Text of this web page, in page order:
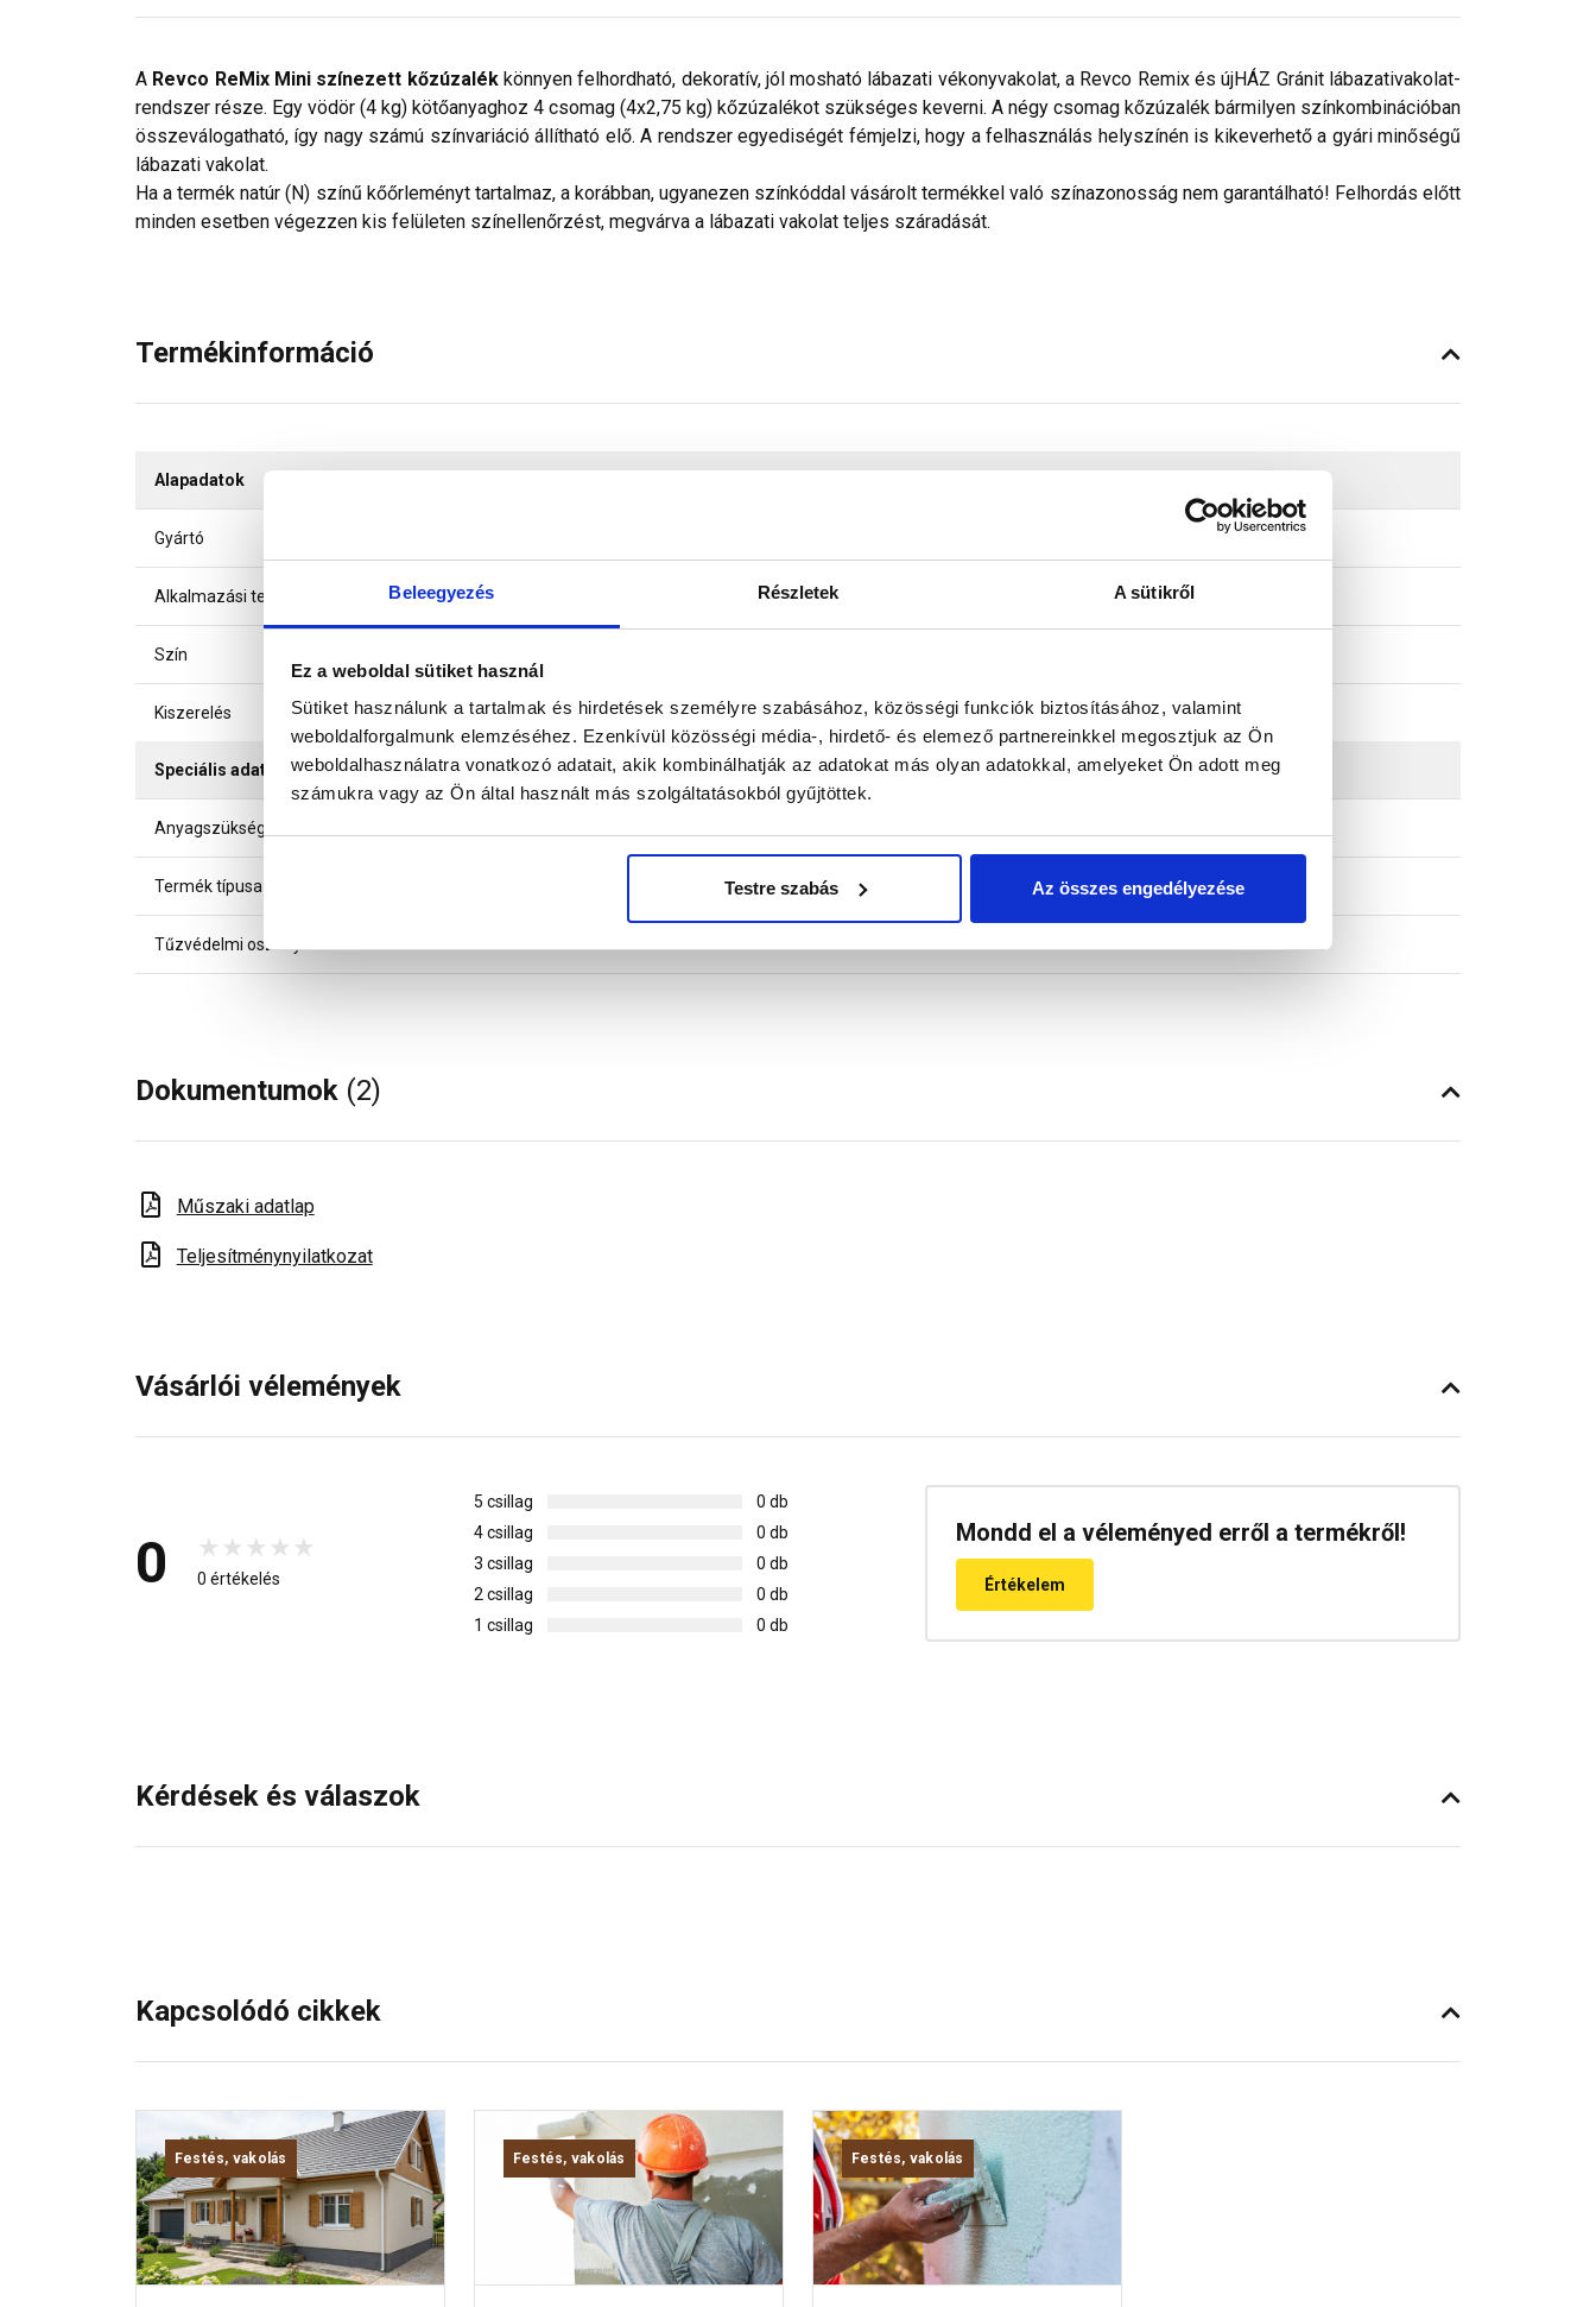
Beleegyezés Részletek A sütikről
Ez a weboldal sütiket használ
Sütiket használunk a tartalmak és hirdetések személyre szabásához, közösségi funkciók biztosításához, valamint
weboldalforgalmunk elemzéséhez. Ezenkívül közösségi média-, hirdető- és elemező partnereinkkel megosztjuk az Ön
weboldalhasználatra vonatkozó adatait, akik kombinálhatják az adatokat más olyan adatokkal, amelyeket Ön adott meg
számukra vagy az Ön által használt más szolgáltatásokból gyűjtöttek.
Testre szabás Az összes engedélyezése
A Revco ReMix Mini színezett kőzúzalékkönnyen felhordható, dekoratív, jól mosható lábazati vékonyvakolat, a Revco Remix és újHÁZ Gránit lábazativakolat-
rendszer része. Egy vödör (4 kg) kötőanyaghoz 4 csomag (4x2,75 kg) kőzúzalékot szükséges keverni. A négy csomag kőzúzalék bármilyen színkombinációban
összeválogatható, így nagy számú színvariáció állítható elő. A rendszer egyediségét fémjelzi, hogy a felhasználás helyszínén is kikeverhető a gyári minőségű
lábazati vakolat.
Ha a termék natúr (N) színű kőőrleményt tartalmaz, a korábban, ugyanezen színkóddal vásárolt termékkel való színazonosság nem garantálható! Felhordás előtt
minden esetben végezzen kis felületen színellenőrzést, megvárva a lábazati vakolat teljes száradását.
Termékinformáció
Alapadatok
Gyártó
Alkalmazási terület kültér
Szín
Kiszerelés 2,75 kg
Speciális adatok
Anyagszükséglet
Termék típusa színezett kőzuzalék
Tűzvédelmi osztály
Dokumentumok (2)
Műszaki adatlap
Teljesítménynyilatkozat
Vásárlói vélemények
0 0 értékelés
5 csillag
0 db
4 csillag
0 db
3 csillag
0 db
2 csillag
0 db
1 csillag
0 db
Mondd el a véleményed erről a termékről!
Értékelem
Kérdések és válaszok
Kapcsolódó cikkek
Festés, vakolás Festés, vakolás Festés, vakolás